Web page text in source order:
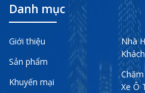
Danh mục
Giới thiệu
Sản phẩm
Khuyến mại
Nhà
Xe Ô